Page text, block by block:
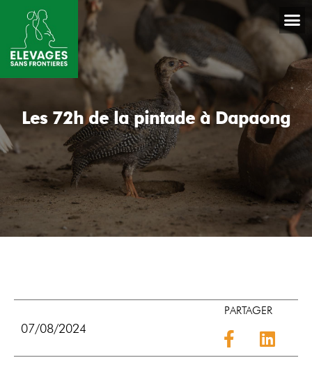
Les 72h de la pintade à Dapaong
07/08/2024
PARTAGER